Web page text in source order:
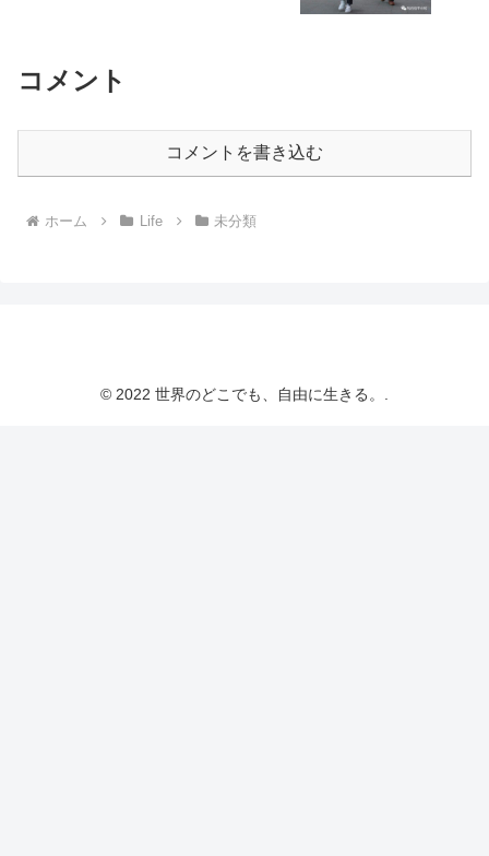
コメント
コメントを書き込む
ホーム Life 未分類
© 2022 世界のどこでも、自由に生きる。.